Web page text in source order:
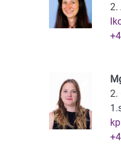
2.
2.